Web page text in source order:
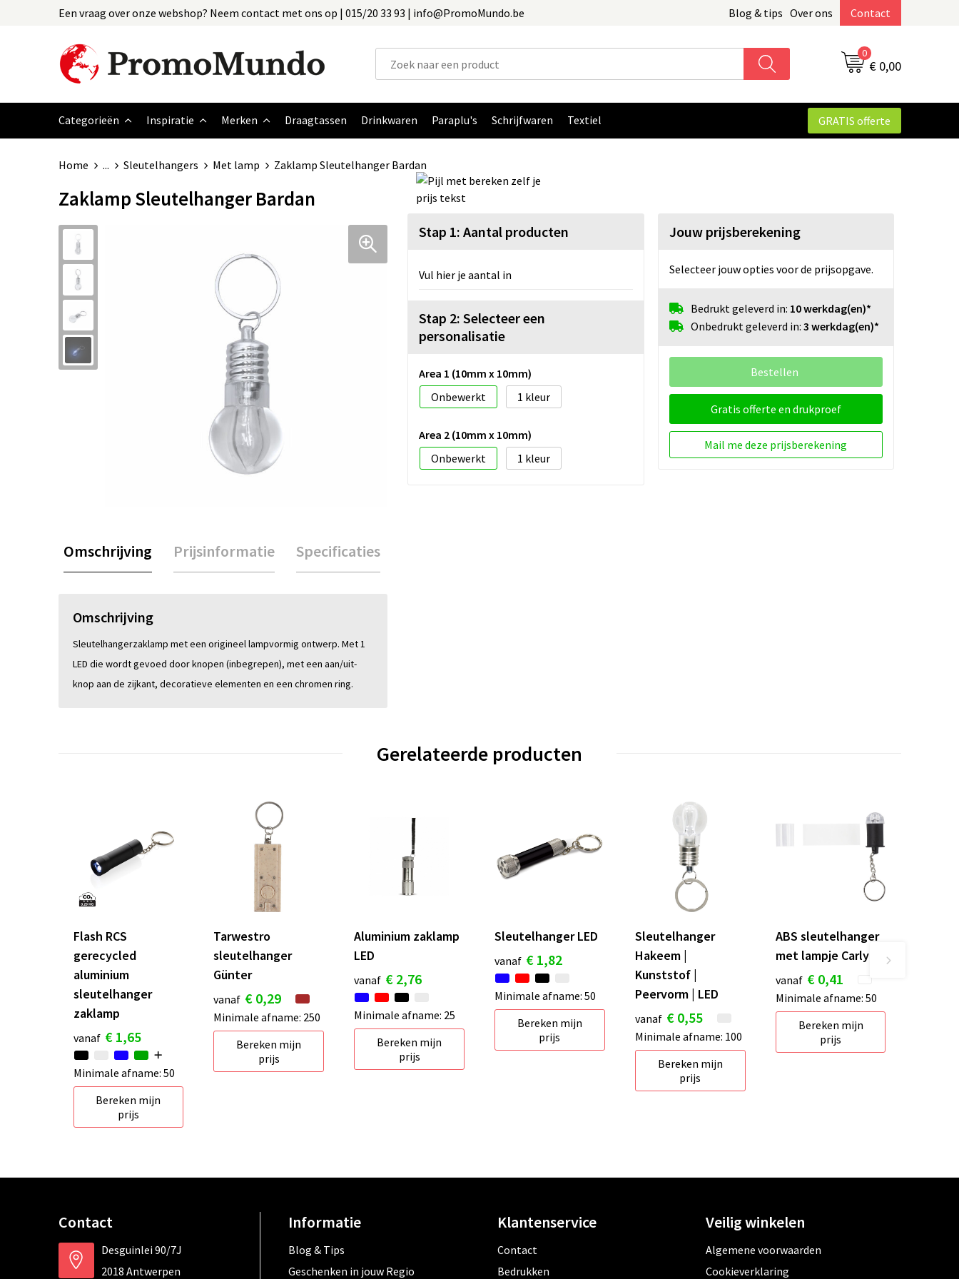
Een vraag over onze webshop? Neem contact met ons op | 015/20 33 93 | info@PromoMundo.be Blog & tips Over ons Contact
0
€ 0,00
Categorieën Inspiratie Merken Draagtassen Drinkwaren Paraplu's Schrijfwaren Textiel GRATIS offerte
Home ... Sleutelhangers Met lamp Zaklamp Sleutelhanger Bardan
Zaklamp Sleutelhanger Bardan
Omschrijving Prijsinformatie Specificaties
Omschrijving
Sleutelhangerzaklamp met een origineel lampvormig ontwerp. Met 1
LED die wordt gevoed door knopen (inbegrepen), met een aan/uit-
knop aan de zijkant, decoratieve elementen en een chromen ring.
Stap 1: Aantal producten
Vul hier je aantal in
Stap 2: Selecteer een
personalisatie
Area 1 (10mm x 10mm)
Onbewerkt
1
Area 2 (10mm x 10mm)
Onbewerkt
1
Jouw prijsberekening
Selecteer jouw opties voor de prijsopgave.
Bedrukt geleverd in: 10 werkdag(en)*
Onbedrukt geleverd in: 3 werkdag(en)*
Bestellen
Gratis offerte en drukproef
Mail me deze prijsberekening
Gerelateerde producten
Flash RCS
gerecycled
aluminium
sleutelhanger
zaklamp
vanaf € 1,65
Minimale afname: 50
Bereken mijn
prijs
Tarwestro
sleutelhanger
Günter
vanaf € 0,29
Minimale afname: 250
Bereken mijn
prijs
Aluminium zaklamp
LED
vanaf € 2,76
Minimale afname: 25
Bereken mijn
prijs
Sleutelhanger LED
vanaf € 1,82
Minimale afname: 50
Bereken mijn
prijs
Sleutelhanger
Hakeem |
Kunststof |
Peervorm | LED
vanaf € 0,55
Minimale afname: 100
Bereken mijn
prijs
ABS sleutelhanger
met lampje Carly
vanaf € 0,41
Minimale afname: 50
Bereken mijn
prijs
Contact
Desguinlei 90/7J
2018 Antwerpen
Informatie
Blog & Tips
Geschenken in jouw Regio
Klantenservice
Contact
Bedrukken
Veilig winkelen
Algemene voorwaarden
Cookieverklaring